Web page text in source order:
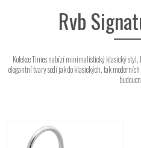
Rvb
Kolekce Times nabízí minimalistický klasický
elegantní tvary sedí jak do klasických, tak